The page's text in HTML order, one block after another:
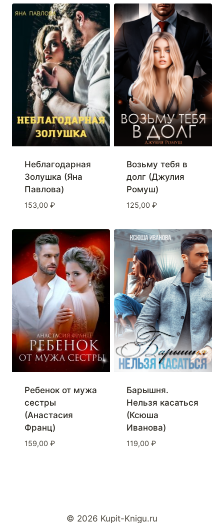
Неблагодарная
Золушка (Яна
Павлова)
153,00 ₽
Возьму тебя в
долг (Джулия
Ромуш)
125,00 ₽
Ребенок от мужа
сестры
(Анастасия
Франц)
159,00 ₽
Барышня.
Нельзя касаться
(Ксюша
Иванова)
119,00 ₽
© 2026 Kupit-Knigu.ru